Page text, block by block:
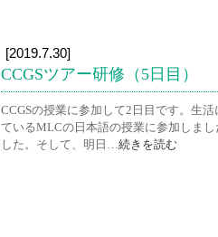
[2019.7.30]
CCGSツアー研修（5日目）
CCGSの授業に参加して2日目です。生
ているMLCの日本語の授業に参加しま
した。そして、明日…続きを読む